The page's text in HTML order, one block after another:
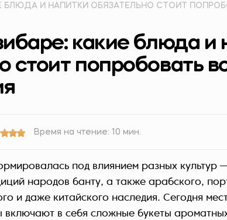
БЛЮДА И НАПИТКИ ОБЯЗАТЕЛЬНО СТОИТ
какие блюда и
стоит попробовать
Время на чтение: 10 мин.
под влиянием разных культур
народов банту, а также арабского,
и даже китайского наследия. Сегодня
включают в себя сложные букеты